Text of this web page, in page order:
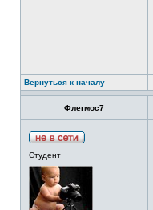
Вернуться к началу
Флегмос7
Студент